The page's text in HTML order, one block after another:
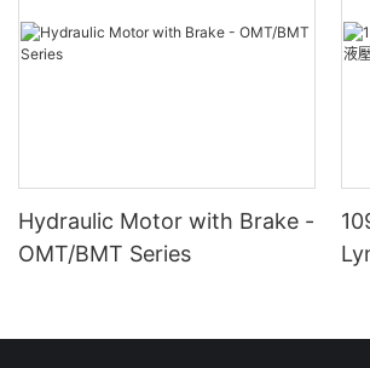
Hydraulic Motor with Brake -
OMT/BMT Series